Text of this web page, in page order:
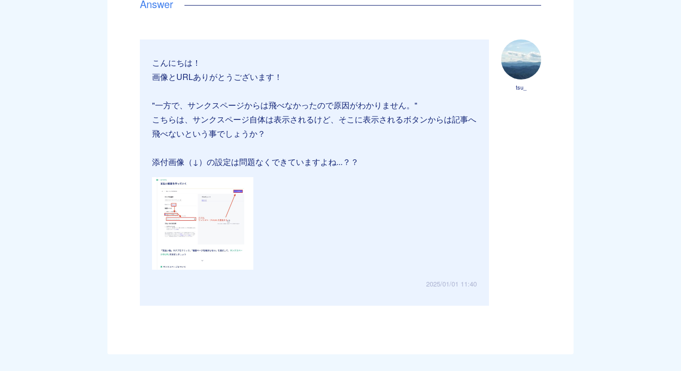
tsu_
こんにちは！
画像とURLありがとうございます！
"一方で、サンクスページからは飛べなかったので原因がわかりません。"
こちらは、サンクスページ自体は表示されるけど、そこに表示されるボタンからは記事へ
飛べないという事でしょうか？
添付画像（↓）の設定は問題なくできていますよね...？？
2025/01/01 11:40